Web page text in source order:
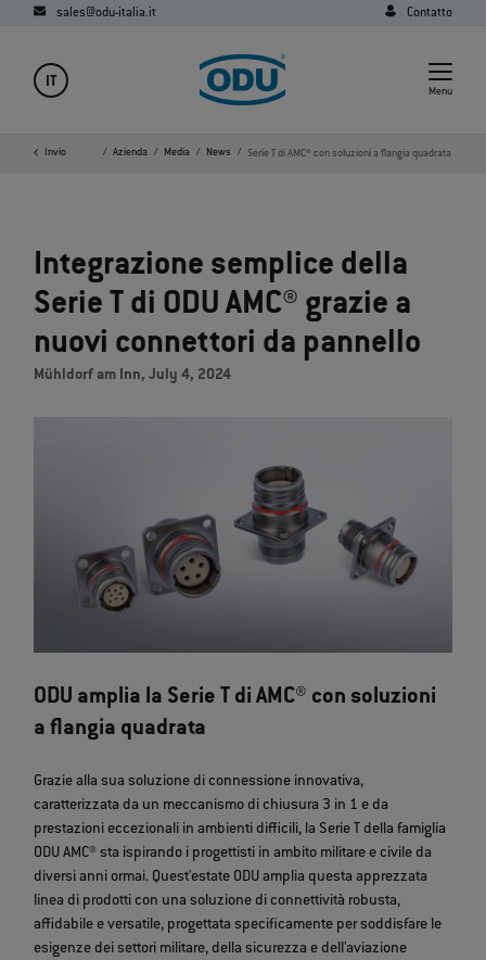
sales@odu-italia.it Contatto
IT
Menu
Invio Azienda Media News Serie T di AMC® con soluzioni a flangia quadrata
Integrazione semplice della
Serie T di ODU AMC® grazie a
nuovi connettori da pannello
Mühldorf am Inn, July 4, 2024
ODU amplia la Serie T di AMC® con soluzioni
a flangia quadrata
Grazie alla sua soluzione di connessione innovativa,
caratterizzata da un meccanismo di chiusura 3 in 1 e da
prestazioni eccezionali in ambienti difficili, la Serie T della famiglia
ODU AMC® sta ispirando i progettisti in ambito militare e civile da
diversi anni ormai. Quest'estate ODU amplia questa apprezzata
linea di prodotti con una soluzione di connettività robusta,
affidabile e versatile, progettata specificamente per soddisfare le
esigenze dei settori militare, della sicurezza e dell'aviazione